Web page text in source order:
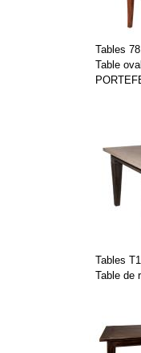
Tables
Table
Tables
Table de